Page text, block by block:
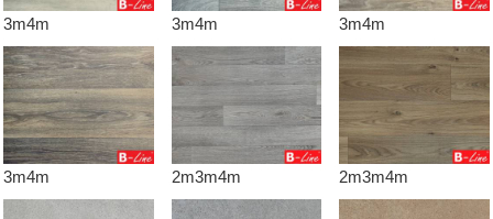
3m4m 3m4m 3m4m
3m4m 2m3m4m 2m3m4m